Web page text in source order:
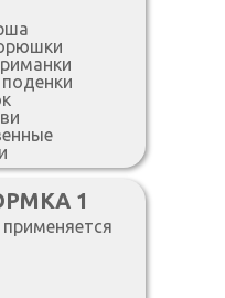
1
применяется